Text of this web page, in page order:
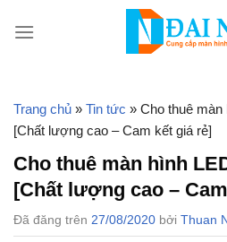
đến
Trang chủ » Tin tức » Cho thuê màn
[Chất lượng cao – Cam kết giá rẻ]
Cho thuê màn hình
[Chất lượng cao –
Đã đăng trên 27/08/2020 bởi Thuan